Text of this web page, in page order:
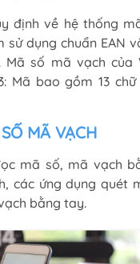
định về hệ thống
sử dụng chuẩn EAN
Mã số mã vạch
Mã bao gồm 13 chữ
MÃ VẠCH
mã số, mã vạch
các ứng dụng quét
bằng tay.